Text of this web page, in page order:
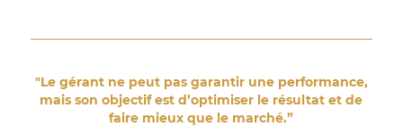
"Le gérant ne peut pas garantir une performance,
mais son objectif est d’optimiser le résultat et de
faire mieux que le marché.”